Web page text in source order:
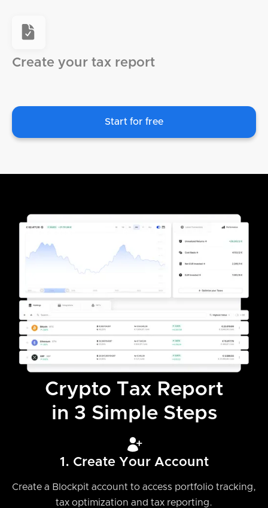
Create your tax report
Start for free
Crypto Tax Report
in 3 Simple Steps
1. Create Your Account
Create a Blockpit account to access portfolio tracking,
tax optimization and tax reporting.